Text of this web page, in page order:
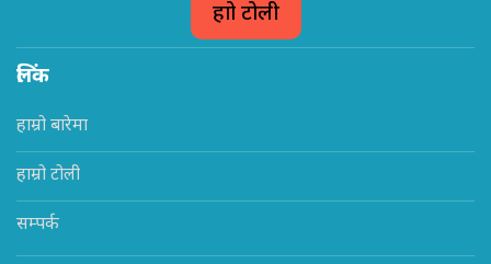
हाम्रो टोली
लिंक
हाम्रो बारेमा
हाम्रो टोली
सम्पर्क